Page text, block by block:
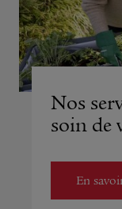
Nos
soin de
En